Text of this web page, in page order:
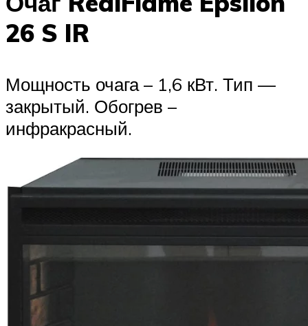
26 S IR
Мощность очага – 1,6 кВт. Тип —
закрытый. Обогрев –
инфракрасный.